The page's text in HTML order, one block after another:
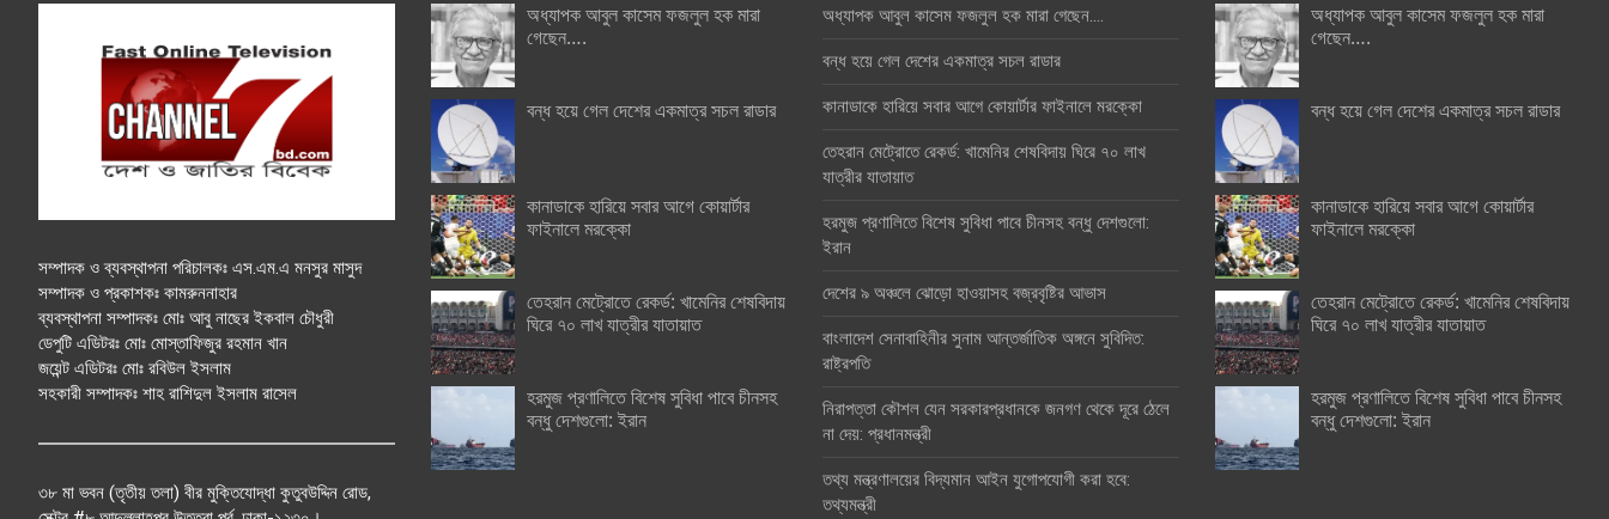
সম্পাদক ও ব্যবস্থাপনা পরিচালকঃ এস.এম.এ মনসুর মাসুদ
সম্পাদক ও প্রকাশকঃ কামরুননাহার
ব্যবস্থাপনা সম্পাদকঃ মোঃ আবু নাছের ইকবাল চৌধুরী
ডেপুটি এডিটরঃ মোঃ মোস্তাফিজুর রহমান খান
জয়েন্ট এডিটরঃ মোঃ রবিউল ইসলাম
সহকারী সম্পাদকঃ শাহ রাশিদুল ইসলাম রাসেল
৩৮ মা ভবন (তৃতীয় তলা) বীর মুক্তিযোদ্ধা কুতুবউদ্দিন রোড,
অধ্যাপক আবুল কাসেম ফজলুল হক মারা
গেছেন….
বন্ধ হয়ে গেল দেশের একমাত্র সচল রাডার
কানাডাকে হারিয়ে সবার আগে কোয়ার্টার
ফাইনালে মরক্কো
তেহরান মেট্রোতে রেকর্ড: খামেনির শেষবিদায়
ঘিরে ৭০ লাখ যাত্রীর যাতায়াত
হরমুজ প্রণালিতে বিশেষ সুবিধা পাবে চীনসহ
বন্ধু দেশগুলো: ইরান
অধ্যাপক আবুল কাসেম ফজলুল হক মারা গেছেন….
বন্ধ হয়ে গেল দেশের একমাত্র সচল রাডার
কানাডাকে হারিয়ে সবার আগে কোয়ার্টার ফাইনালে মরক্কো
তেহরান মেট্রোতে রেকর্ড: খামেনির শেষবিদায় ঘিরে ৭০ লাখ
যাত্রীর যাতায়াত
হরমুজ প্রণালিতে বিশেষ সুবিধা পাবে চীনসহ বন্ধু দেশগুলো:
ইরান
দেশের ৯ অঞ্চলে ঝোড়ো হাওয়াসহ বজ্রবৃষ্টির আভাস
বাংলাদেশ সেনাবাহিনীর সুনাম আন্তর্জাতিক অঙ্গনে সুবিদিত:
রাষ্ট্রপতি
নিরাপত্তা কৌশল যেন সরকারপ্রধানকে জনগণ থেকে দূরে ঠেলে
না দেয়: প্রধানমন্ত্রী
তথ্য মন্ত্রণালয়ের বিদ্যমান আইন যুগোপযোগী করা হবে:
তথ্যমন্ত্রী
অধ্যাপক আবুল কাসেম ফজলুল হক মারা
গেছেন….
বন্ধ হয়ে গেল দেশের একমাত্র সচল রাডার
কানাডাকে হারিয়ে সবার আগে কোয়ার্টার
ফাইনালে মরক্কো
তেহরান মেট্রোতে রেকর্ড: খামেনির শেষবিদায়
ঘিরে ৭০ লাখ যাত্রীর যাতায়াত
হরমুজ প্রণালিতে বিশেষ সুবিধা পাবে চীনসহ
বন্ধু দেশগুলো: ইরান